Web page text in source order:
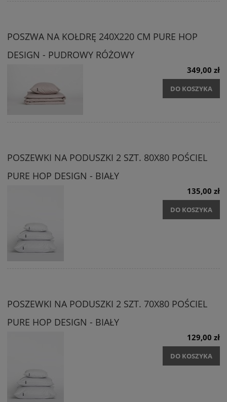
POSZWA NA KOŁDRĘ 240X220 CM PURE HOP
DESIGN - PUDROWY RÓŻOWY
349,00 zł
DO KOSZYKA
POSZEWKI NA PODUSZKI 2 SZT. 80X80 POŚCIEL
PURE HOP DESIGN - BIAŁY
135,00 zł
DO KOSZYKA
POSZEWKI NA PODUSZKI 2 SZT. 70X80 POŚCIEL
PURE HOP DESIGN - BIAŁY
129,00 zł
DO KOSZYKA